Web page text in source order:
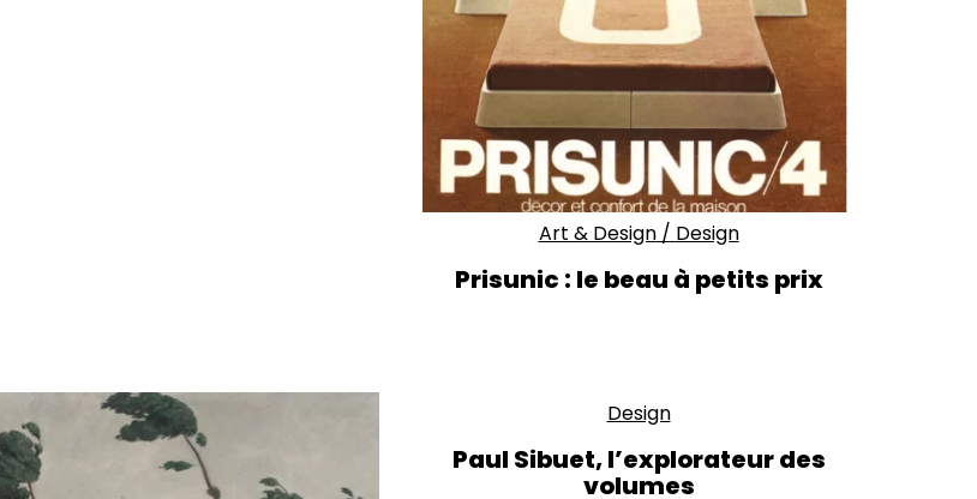
Art & Design/ Design
Prisunic : le beau à petits prix
Design
Paul Sibuet, l’explorateur des
volumes